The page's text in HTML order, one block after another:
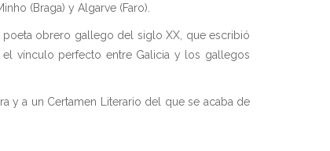
(Braga) y Algarve (Faro).
obrero gallego del siglo XX, que escribió
vínculo perfecto entre Galicia y los gallegos
y a un Certamen Literario del que se acaba de